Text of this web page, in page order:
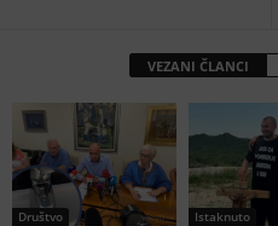
VEZANI ČLANCI
Društvo Istaknuto